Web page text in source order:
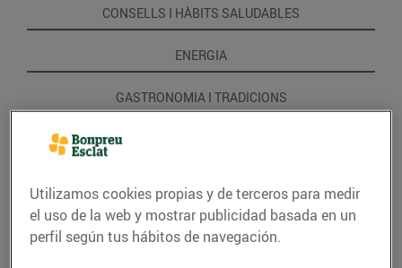
CONSELLS I HÀBITS SALUDABLES
ENERGIA
GASTRONOMIA I TRADICIONS
Utilizamos cookies propias y de terceros para medir
el uso de la web y mostrar publicidad basada en un
perfil según tus hábitos de navegación.